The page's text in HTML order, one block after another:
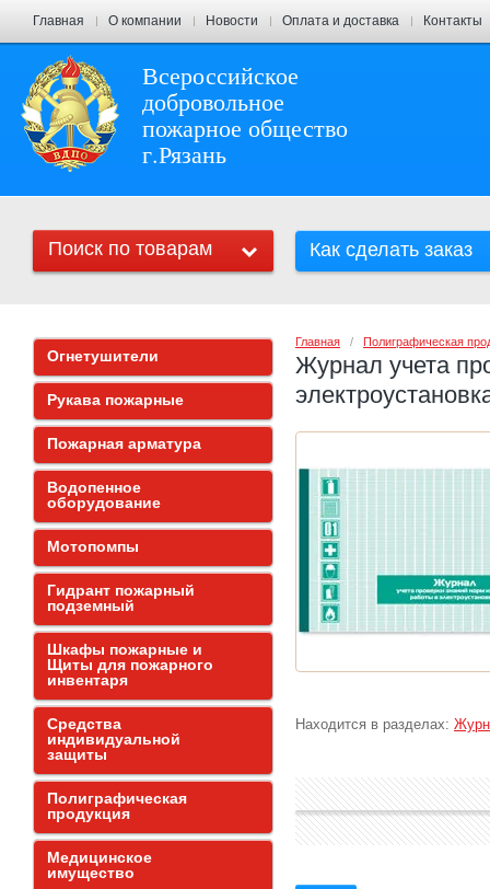
Главная О компании Новости Оплата и доставка Контакты
Всероссийское
добровольное
пожарное общество
г.Рязань
Поиск по товарам Как сделать заказ
Главная
   /
Полиграфическая
Журнал учета
Находится в разделах:
Огнетушители
Рукава пожарные
Пожарная арматура
Водопенное
оборудование
Мотопомпы
Гидрант пожарный
подземный
Шкафы пожарные и
Щиты для пожарного
инвентаря
Средства
индивидуальной
защиты
Полиграфическая
продукция
Медицинское
имущество